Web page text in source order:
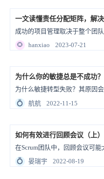
一文读懂责任分配矩阵，解
🌻
hanxiao 2023-07-21
为什么你的敏捷总是不成功？
为什么敏捷转型失败？其原因会
💍
航航 2022-11-15
如何有效进行回顾会议（上）
💍
晏瑞宇 2022-08-19